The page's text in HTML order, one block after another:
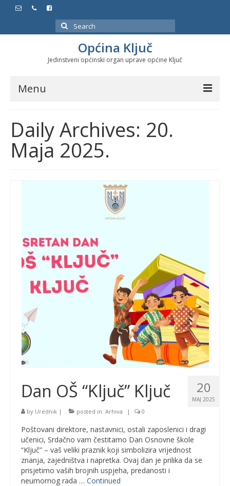
Search
for:
Općina Ključ
Jedinstveni općinski organ uprave općine Ključ
Menu
Službeni glasnici
Javne nabavke
Značajni datumi i manifestacije
Program energetske efikasnosti u stambenom
Daily Archives: 20.
Maja 2025.
20
MAJ 2025
Dan OŠ “Ključ” Ključ
by Urednik | posted in: Arhiva | 0
Poštovani direktore, nastavnici, ostali zaposlenici i dragi
učenici, Srdačno vam čestitamo Dan Osnovne škole
“Ključ” – vaš veliki praznik koji simbolizira vrijednost
znanja, zajedništva i napretka. Ovaj dan je prilika da se
prisjetimo vaših brojnih uspjeha, predanosti i
neumornog rada … Continued